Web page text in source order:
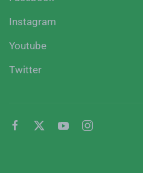
Instagram
Youtube
Twitter